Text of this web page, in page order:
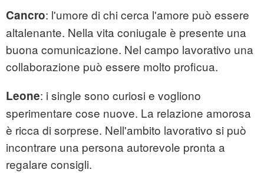
Cancro: l'umore di chi cerca l'amore può essere
altalenante. Nella vita coniugale è presente una
buona comunicazione. Nel campo lavorativo una
collaborazione può essere molto proficua.
Leone: i single sono curiosi e vogliono
sperimentare cose nuove. La relazione amorosa
è ricca di sorprese. Nell'ambito lavorativo si può
incontrare una persona autorevole pronta a
regalare consigli.